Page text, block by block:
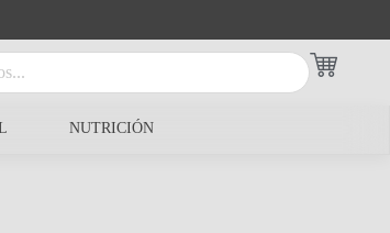
NUTRICIÓN